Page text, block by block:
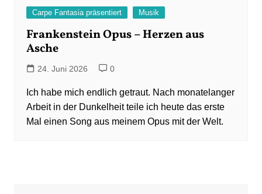
Carpe Fantasia präsentiert Musik
Frankenstein Opus – Herzen aus
Asche
24. Juni 2026 0
Ich habe mich endlich getraut. Nach monatelanger
Arbeit in der Dunkelheit teile ich heute das erste
Mal einen Song aus meinem Opus mit der Welt.